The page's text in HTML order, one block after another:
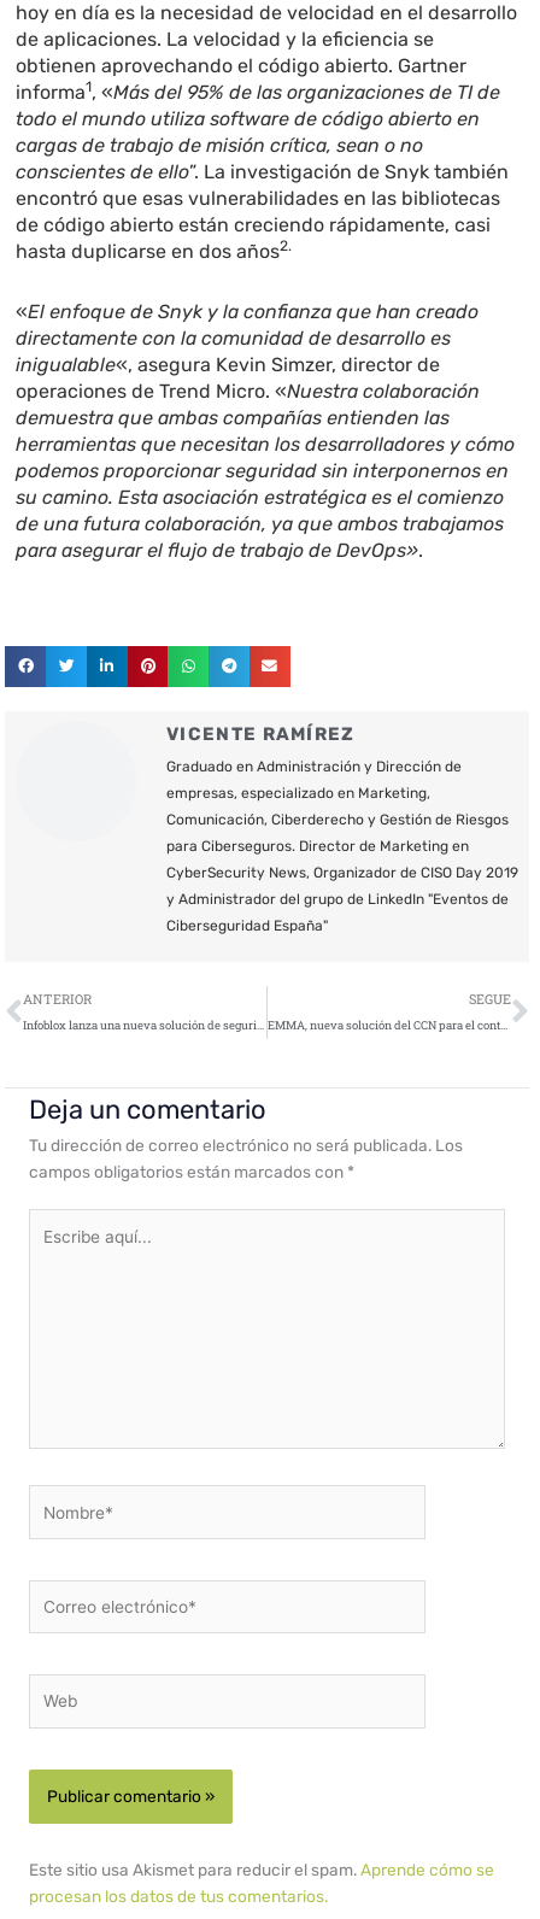
hoy en día es la necesidad de velocidad en el desarrollo
de aplicaciones. La velocidad y la eficiencia se
obtienen aprovechando el código abierto. Gartner
informa1, «Más del 95% de las organizaciones de TI de
todo el mundo utiliza software de código abierto en
cargas de trabajo de misión crítica, sean o no
conscientes de ello”. La investigación de Snyk también
encontró que esas vulnerabilidades en las bibliotecas
de código abierto están creciendo rápidamente, casi
hasta duplicarse en dos años2.
«El enfoque de Snyk y la confianza que han creado
directamente con la comunidad de desarrollo es
inigualable«, asegura Kevin Simzer, director de
operaciones de Trend Micro. «Nuestra colaboración
demuestra que ambas compañías entienden las
herramientas que necesitan los desarrolladores y cómo
podemos proporcionar seguridad sin interponernos en
su camino. Esta asociación estratégica es el comienzo
de una futura colaboración, ya que ambos trabajamos
para asegurar el flujo de trabajo de DevOps».
VICENTE RAMÍREZ
Graduado en Administración y Dirección de
empresas, especializado en Marketing,
Comunicación, Ciberderecho y Gestión de Riesgos
para Ciberseguros. Director de Marketing en
CyberSecurity News, Organizador de CISO Day 2019
y Administrador del grupo de LinkedIn "Eventos de
Ciberseguridad España"
Ant
ANTERIOR
Infoblox lanza una nueva solución de seguridad basada en DNS
SEGUE
EMMA, nueva solución del CCN para el control de acceso a las infraestructuras de red
Deja un comentario
Tu dirección de correo electrónico no será publicada. Los
campos obligatorios están marcados con *
aquí...
electrónico*
Este sitio usa Akismet para reducir el spam.Aprende cómo se
procesan los datos de tus comentarios.